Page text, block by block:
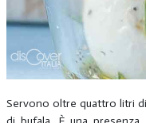
Servono oltre quattro litri